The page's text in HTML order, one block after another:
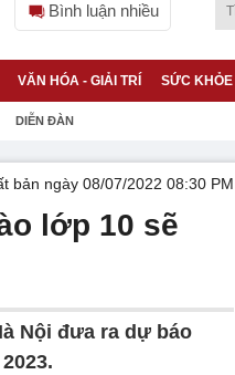
Bình luận nhiều
VĂN HÓA - GIẢI TRÍ SỨC KHỎE
DIỄN ĐÀN
bản ngày 08/07/2022 08:30 PM
lớp 10 sẽ
Nội đưa ra dự báo